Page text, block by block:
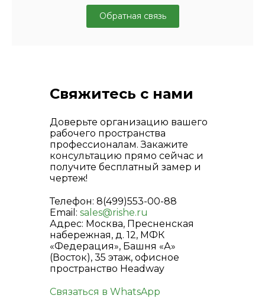
Обратная связь
Доверьте организацию вашего
рабочего пространства
профессионалам. Закажите
консультацию прямо сейчас и
получите бесплатный замер и
чертеж!
Телефон: 8(499)553-00-88
Email: sales@rishe.ru
Адрес: Москва, Пресненская
набережная, д. 12, МФК
«Федерация», Башня «А»
(Восток), 35 этаж, офисное
пространство Headway
Связаться в WhatsApp
Свяжитесь с нами